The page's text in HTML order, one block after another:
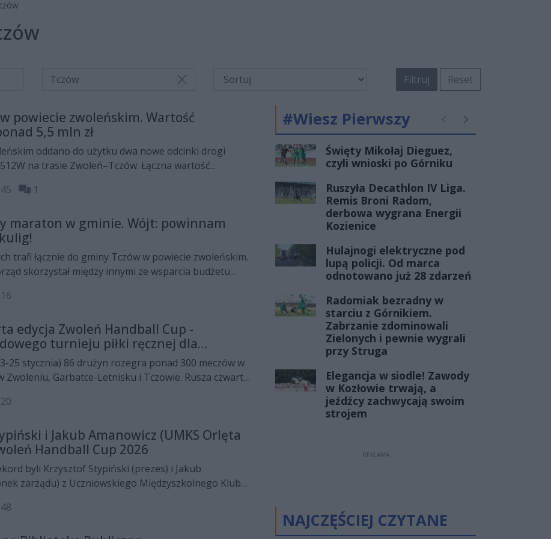
Tczów Filtruj Reset
powiecie zwoleńskim. Wartość
5,5 mln zł
oddano do użytku dwa nowe odcinki drogi
na trasie Zwoleń–Tczów. Łączna wartość
1
maraton w gminie. Wójt: powinnam
trafi łącznie do gminy Tczów w powiecie zwoleńskim.
skorzystał między innymi ze wsparcia budżetu
edycja Zwoleń Handball Cup -
turnieju piłki ręcznej dla
25 stycznia) 86 drużyn rozegra ponad 300 meczów w
Zwoleniu, Garbatce-Letnisku i Tczowie. Rusza czwarta
i Jakub Amanowicz (UMKS Orlęta
Handball Cup 2026
byli Krzysztof Stypiński (prezes) i Jakub
zarządu) z Uczniowskiego Międzyszkolnego Klubu
Zwoleń Handball Cup 2026.
#Wiesz Pierwszy PoprzednieNastępne
Święty Mikołaj Dieguez,
czyli wnioski po Górniku
Ruszyła Decathlon IV Liga.
Remis Broni Radom,
derbowa wygrana Energii
Kozienice
Hulajnogi elektryczne pod
lupą policji. Od marca
odnotowano już 28 zdarzeń
Radomiak bezradny w
starciu z Górnikiem.
Zabrzanie zdominowali
Zielonych i pewnie wygrali
przy Struga
Elegancja w siodle! Zawody
w Kozłowie trwają, a
jeźdźcy zachwycają swoim
strojem
REKLAMA
NAJCZĘŚCIEJ CZYTANE